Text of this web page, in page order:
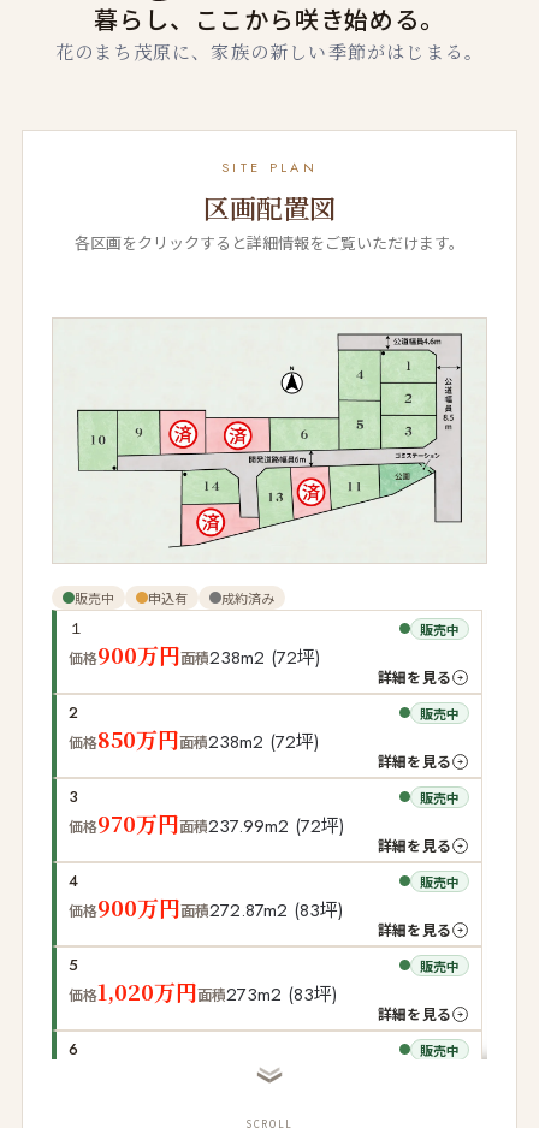
暮らし、ここから咲き始める。
花のまち茂原に、家族の新しい季節がはじまる。
SITE PLAN
区画配置図
各区画をクリックすると詳細情報をご覧いただけます。
販売中 申込有 成約済み
１ 販売中
価格900万円面積238m2 (72坪)
詳細を見る
2 販売中
価格850万円面積238m2 (72坪)
詳細を見る
3 販売中
価格970万円面積237.99m2 (72坪)
詳細を見る
4 販売中
価格900万円面積272.87m2 (83坪)
詳細を見る
5 販売中
価格1,020万円面積273m2 (83坪)
詳細を見る
6 販売中
309m2 (93坪)
SCROLL